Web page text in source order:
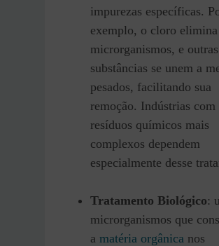
impurezas específicas.
exemplo, o cloro elimina
microrganismos, e outras
substâncias se unem a
pesados, facilitando sua
remoção. Indústrias com
resíduos químicos mais
complexos dependem
especialmente desse
Tratamento Biológico:
microrganismos que
a matéria orgânica nos